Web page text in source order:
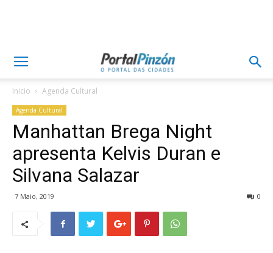
Inicio Agenda Cultural
Agenda Cultural
Manhattan Brega Night
apresenta Kelvis Duran e
Silvana Salazar
7 Maio, 2019 0